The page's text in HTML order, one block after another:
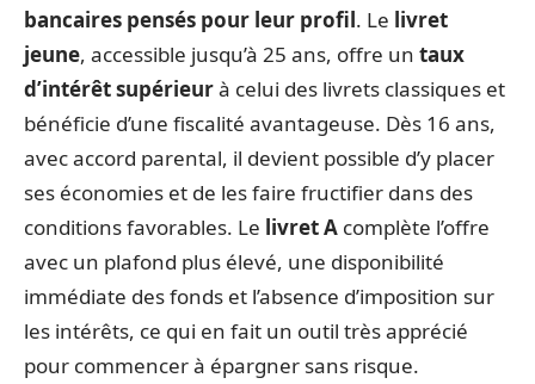
bancaires pensés pour leur profil. Le livret
jeune, accessible jusqu’à 25 ans, offre un taux
d’intérêt supérieurà celui des livrets classiques et
bénéficie d’une fiscalité avantageuse. Dès 16 ans,
avec accord parental, il devient possible d’y placer
ses économies et de les faire fructifier dans des
conditions favorables. Le livret A complète l’offre
avec un plafond plus élevé, une disponibilité
immédiate des fonds et l’absence d’imposition sur
les intérêts, ce qui en fait un outil très apprécié
pour commencer à épargner sans risque.